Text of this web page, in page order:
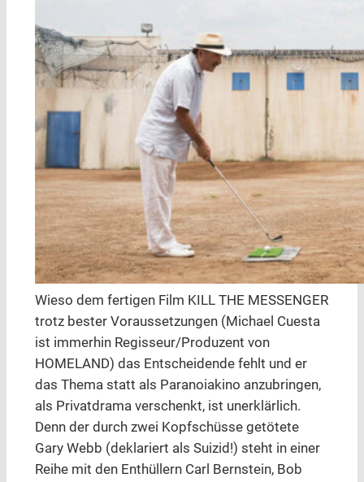
Wieso dem fertigen Film KILL THE MESSENGER
trotz bester Voraussetzungen (Michael Cuesta
ist immerhin Regisseur/Produzent von
HOMELAND) das Entscheidende fehlt und er
das Thema statt als Paranoiakino anzubringen,
als Privatdrama verschenkt, ist unerklärlich.
Denn der durch zwei Kopfschüsse getötete
Gary Webb (deklariert als Suizid!) steht in einer
Reihe mit den Enthüllern Carl Bernstein, Bob